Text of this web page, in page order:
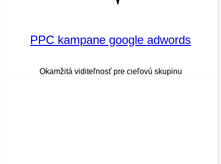
PPC kampane google adwords​
Okamžitá viditeľnosť pre cieľovú skupinu